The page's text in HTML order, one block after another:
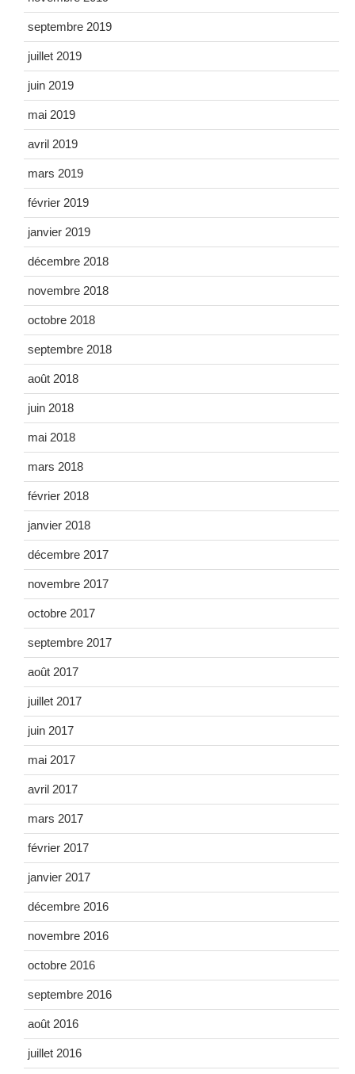
septembre 2019
juillet 2019
juin 2019
mai 2019
avril 2019
mars 2019
février 2019
janvier 2019
décembre 2018
novembre 2018
octobre 2018
septembre 2018
août 2018
juin 2018
mai 2018
mars 2018
février 2018
janvier 2018
décembre 2017
novembre 2017
octobre 2017
septembre 2017
août 2017
juillet 2017
juin 2017
mai 2017
avril 2017
mars 2017
février 2017
janvier 2017
décembre 2016
novembre 2016
octobre 2016
septembre 2016
août 2016
juillet 2016